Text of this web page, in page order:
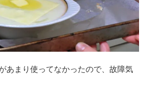
あまり使ってなかったので、故障気